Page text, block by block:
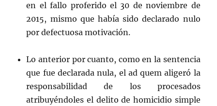
en el fallo proferido el 30 de noviembre de
2015, mismo que había sido declarado nulo
por defectuosa motivación.
Lo anterior por cuanto, como en la sentencia
que fue declarada nula, el ad quem aligeró la
responsabilidad de los procesados
atribuyéndoles el delito de homicidio simple